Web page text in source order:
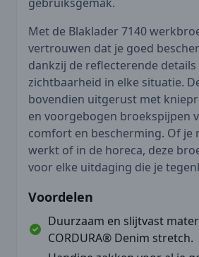
Met de Blaklader 7140
vertrouwen dat je goed
dankzij de reflecterende
zichtbaarheid in elke situatie.
bovendien uitgerust met
en voorgebogen broekspijpen
comfort en bescherming. Of je
werkt of in de horeca, deze
voor elke uitdaging die je
Voordelen
Duurzaam en slijtvast
CORDURA® Denim stretch.